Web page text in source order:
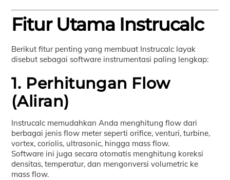
Fitur Utama Instrucalc
Berikut fitur penting yang membuat Instrucalc layak
disebut sebagai software instrumentasi paling lengkap:
1. Perhitungan Flow
(Aliran)
Instrucalc memudahkan Anda menghitung flow dari
berbagai jenis flow meter seperti orifice, venturi, turbine,
vortex, coriolis, ultrasonic, hingga mass flow.
Software ini juga secara otomatis menghitung koreksi
densitas, temperatur, dan mengonversi volumetric ke
mass flow.